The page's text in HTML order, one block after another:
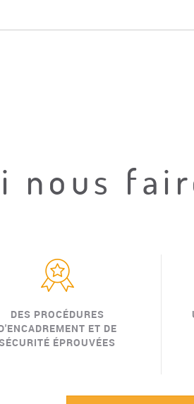
nous
DES PROCÉDURES
ET DE
ÉPROUVÉES